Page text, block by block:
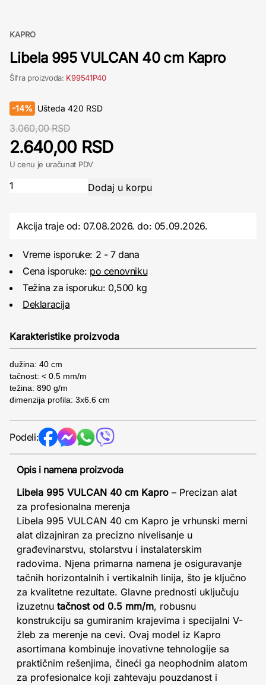
KAPRO
Libela 995 VULCAN 40 cm Kapro
Šifra proizvoda: K99541P40
-14% Ušteda 420 RSD
3.060,00 RSD
2.640,00 RSD
U cenu je uračunat PDV
Akcija traje od: 07.08.2026.do: 05.09.2026.
Vreme isporuke: 2 - 7 dana
Cena isporuke: po cenovniku
Težina za isporuku: 0,500 kg
Deklaracija
Karakteristike proizvoda
dužina: 40 cm
tačnost: < 0.5 mm/m
težina: 890 g/m
dimenzija profila: 3x6.6 cm
Podeli:
Opis i namena proizvoda
Libela 995 VULCAN 40 cm Kapro – Precizan alat
za profesionalna merenja
Libela 995 VULCAN 40 cm Kapro je vrhunski merni
alat dizajniran za precizno nivelisanje u
građevinarstvu, stolarstvu i instalaterskim
radovima. Njena primarna namena je osiguravanje
tačnih horizontalnih i vertikalnih linija, što je ključno
za kvalitetne rezultate. Glavne prednosti uključuju
izuzetnu tačnost od 0.5 mm/m, robusnu
konstrukciju sa gumiranim krajevima i specijalni V-
žleb za merenje na cevi. Ovaj model iz Kapro
asortimana kombinuje inovativne tehnologije sa
praktičnim rešenjima, čineći ga neophodnim alatom
za profesionalce koji zahtevaju pouzdanost i